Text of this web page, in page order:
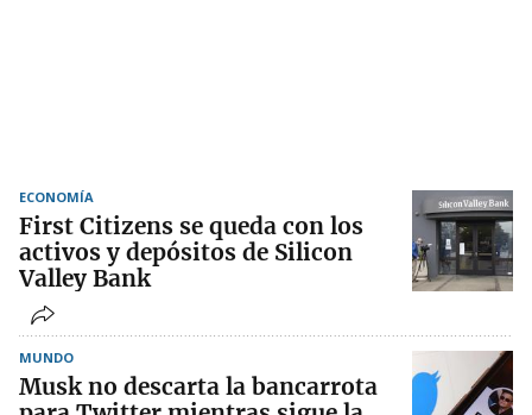
ECONOMÍA
First Citizens se queda con los
activos y depósitos de Silicon
Valley Bank
MUNDO
Musk no descarta la bancarrota